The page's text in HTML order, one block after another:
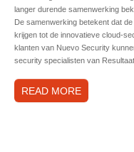
langer durende samenwerking
De samenwerking betekent dat
krijgen tot de innovatieve cloud-
klanten van Nuevo Security
security specialisten van
READ MORE